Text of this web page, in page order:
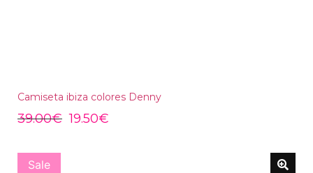
Camiseta ibiza colores Denny
39.00€ 19.50€
Sale